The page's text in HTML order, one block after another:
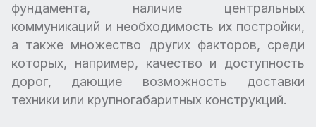
фундамента, наличие центральных
коммуникаций и необходимость их постройки,
а также множество других факторов, среди
которых, например, качество и доступность
дорог, дающие возможность доставки
техники или крупногабаритных конструкций.